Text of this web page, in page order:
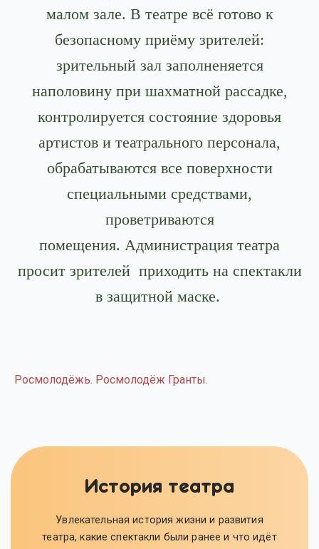
малом зале. В театре всё готово к
безопасному приёму зрителей:
зрительный зал заполненяется
наполовину при шахматной рассадке,
контролируется состояние здоровья
артистов и театрального персонала,
обрабатываются все поверхности
специальными средствами,
проветриваются
помещения. Администрация театра
просит зрителей приходить на спектакли
в защитной маске.
Росмолодёжь. Росмолодёж Гранты.
История театра
Увлекательная история жизни и развития
театра, какие спектакли были ранее и что идёт